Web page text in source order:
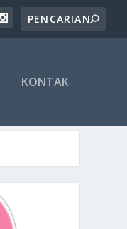
KONTAK